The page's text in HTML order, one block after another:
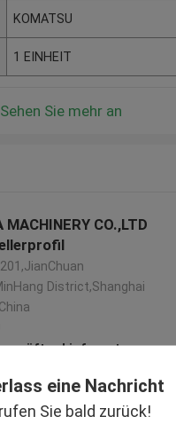
eine Nachricht
Sie bald zurück!
KOMATSU
1 EINHEIT
Sehen Sie mehr an
MACHINERY CO.,LTD
District,Shanghai
Lieferant
Sehen Sie mehr an